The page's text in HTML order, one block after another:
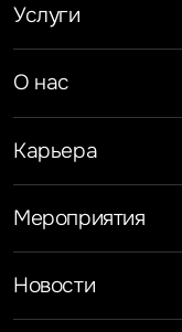
Услуги
Брокеридж
Складская
Торговая
Стратегический
Исследования и
Оценка
Управление
О нас
Карьера
Мероприятия
Новости